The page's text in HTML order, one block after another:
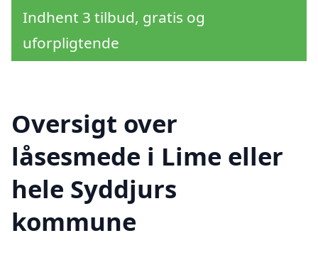
Indhent 3 tilbud, gratis og
uforpligtende
Oversigt over
låsesmede i Lime eller
hele Syddjurs
kommune